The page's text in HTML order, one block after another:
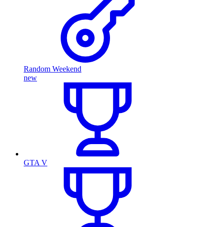
Random Weekend
new
GTA V